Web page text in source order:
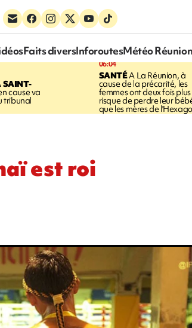
Faits diversInforoutesMétéo Réunion
SAINT-
cause va
tribunal
06:04
SANTÉA La Réunion, à
cause de la précarité, les
femmes ont deux fois
risque de perdre leur
que les mères de
est roi